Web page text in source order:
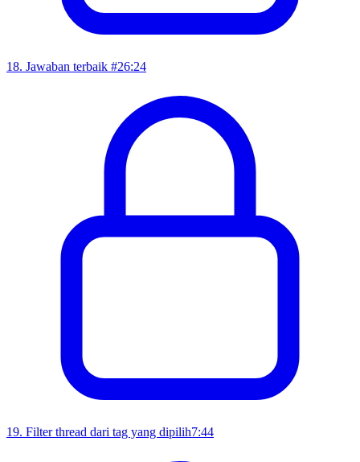
18. Jawaban terbaik #26:24
19. Filter thread dari tag yang dipilih7:44